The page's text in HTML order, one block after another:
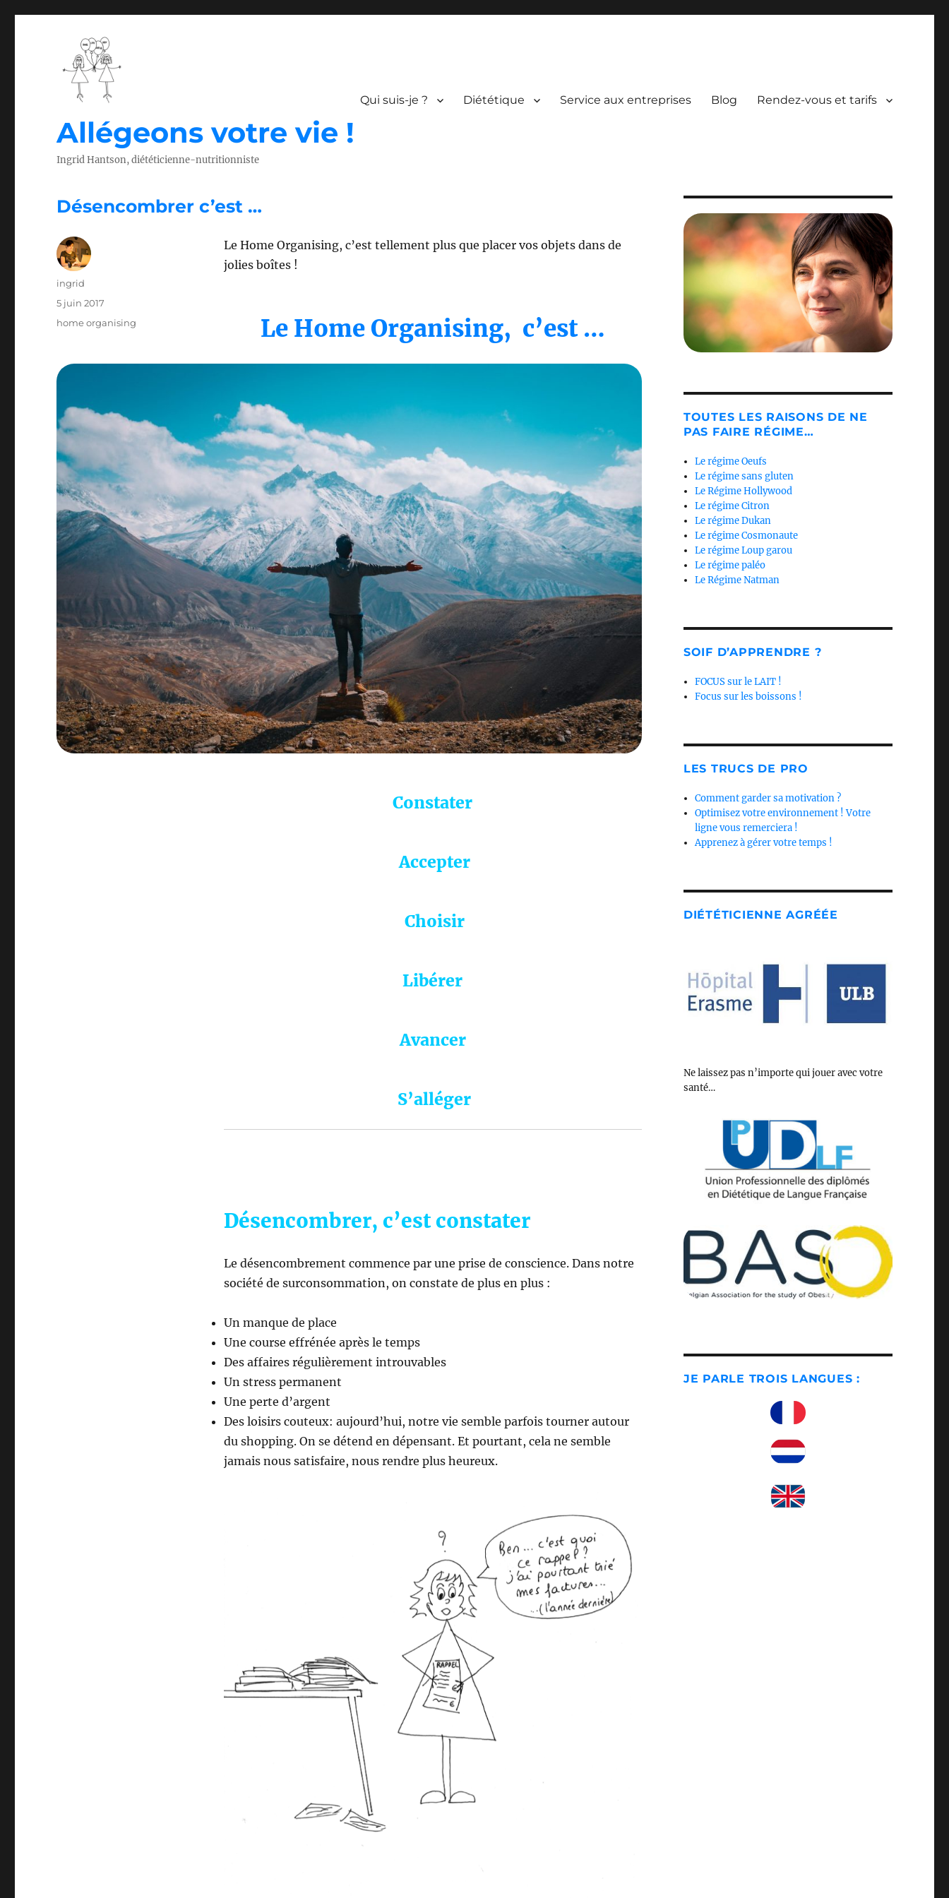
Allégeons votre vie !
Ingrid Hantson, diététicienne-nutritionniste
Qui suis-je ? Diététique Service aux entreprises Blog Rendez-vous et tarifs
Désencombrer c’est …
Le Home Organising, c’est tellement plus que placer vos objets dans de
jolies boîtes !
Le Home Organising, c’est …
Constater
Accepter
Choisir
Libérer
Avancer
S’alléger
Désencombrer, c’est constater
Le désencombrement commence par une prise de conscience. Dans notre
société de surconsommation, on constate de plus en plus :
Un manque de place
Une course effrénée après le temps
Des affaires régulièrement introuvables
Un stress permanent
Une perte d’argent
Des loisirs couteux: aujourd’hui, notre vie semble parfois tourner autour
du shopping. On se détend en dépensant. Et pourtant, cela ne semble
jamais nous satisfaire, nous rendre plus heureux.
Auteur
ingrid
Publié
le
5 juin 2017
Catégories
home organising
TOUTES LES RAISONS DE NE
PAS FAIRE RÉGIME…
Le régime Oeufs
Le régime sans gluten
Le Régime Hollywood
Le régime Citron
Le régime Dukan
Le régime Cosmonaute
Le régime Loup garou
Le régime paléo
Le Régime Natman
SOIF D’APPRENDRE ?
FOCUS sur le LAIT !
Focus sur les boissons !
LES TRUCS DE PRO
Comment garder sa motivation ?
Optimisez votre environnement ! Votre
ligne vous remerciera !
Apprenez à gérer votre temps !
DIÉTÉTICIENNE AGRÉÉE
Ne laissez pas n’importe qui jouer avec votre
santé…
JE PARLE TROIS LANGUES :